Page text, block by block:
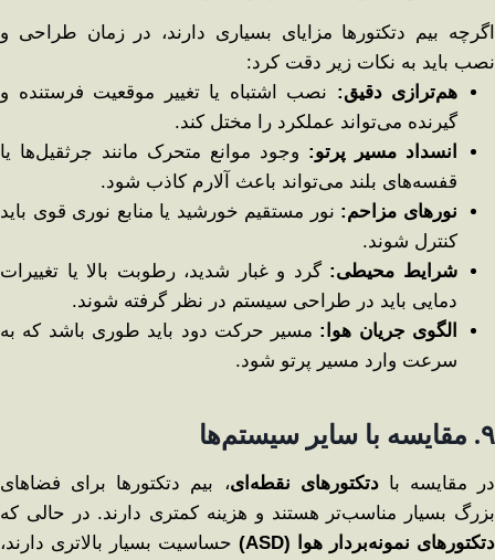
اگرچه بیم دتکتورها مزایای بسیاری دارند، در زمان طراحی و
نصب باید به نکات زیر دقت کرد:
هم‌ترازی دقیق: نصب اشتباه یا تغییر موقعیت فرستنده و
گیرنده می‌تواند عملکرد را مختل کند.
انسداد مسیر پرتو: وجود موانع متحرک مانند جرثقیل‌ها یا
قفسه‌های بلند می‌تواند باعث آلارم کاذب شود.
نورهای مزاحم: نور مستقیم خورشید یا منابع نوری قوی باید
کنترل شوند.
شرایط محیطی: گرد و غبار شدید، رطوبت بالا یا تغییرات
دمایی باید در طراحی سیستم در نظر گرفته شوند.
الگوی جریان هوا : مسیر حرکت دود باید طوری باشد که به
سرعت وارد مسیر پرتو شود.
۹. مقایسه با سایر سیستم‌ها
در مقایسه بادتکتورهای نقطه‌ای، بیم دتکتورها برای فضاهای
بزرگ بسیار مناسب‌تر هستند و هزینه کمتری دارند. در حالی که
دتکتورهای نمونه‌بردار هوا
(ASD)
حساسیت بسیار بالاتری دارند،